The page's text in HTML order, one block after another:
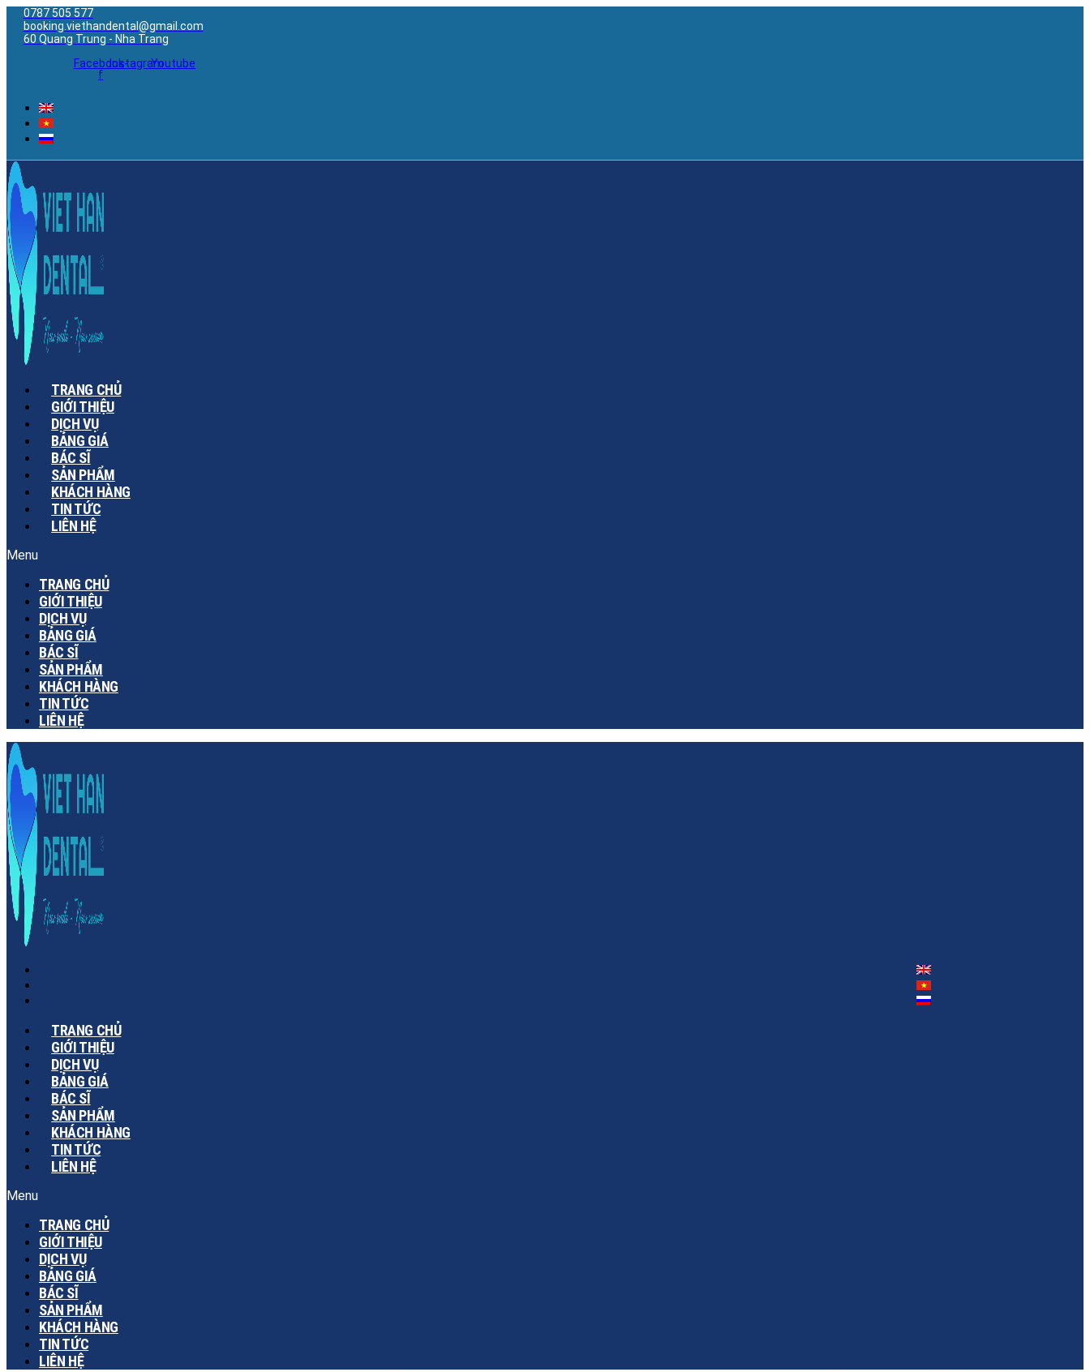
0787 505 577
booking.viethandental@gmail.com
60 Quang Trung - Nha Trang
Facebook-
f
InstagramYoutube
TRANG CHỦ
GIỚI THIỆU
DỊCH VỤ
BẢNG GIÁ
BÁC SĨ
SẢN PHẨM
KHÁCH HÀNG
TIN TỨC
LIÊN HỆ
Menu
TRANG CHỦ
GIỚI THIỆU
DỊCH VỤ
BẢNG GIÁ
BÁC SĨ
SẢN PHẨM
KHÁCH HÀNG
TIN TỨC
LIÊN HỆ
TRANG CHỦ
GIỚI THIỆU
DỊCH VỤ
BẢNG GIÁ
BÁC SĨ
SẢN PHẨM
KHÁCH HÀNG
TIN TỨC
LIÊN HỆ
Menu
TRANG CHỦ
GIỚI THIỆU
DỊCH VỤ
BẢNG GIÁ
BÁC SĨ
SẢN PHẨM
KHÁCH HÀNG
TIN TỨC
LIÊN HỆ